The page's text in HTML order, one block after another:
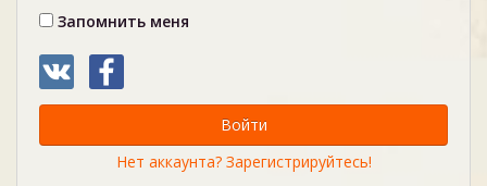
Запомнить меня
Войти
Нет аккаунта? Зарегистрируйтесь!